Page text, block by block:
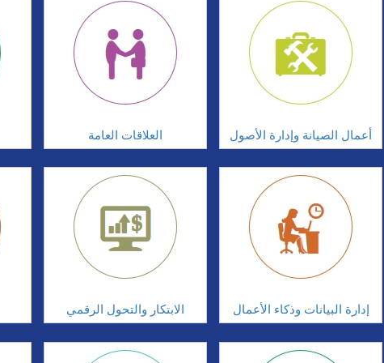
العلاقات العامة أعمال الصيانة وإدارة الأصول
الابتكار والتحول الرقمي إدارة البيانات وذكاء الأعمال